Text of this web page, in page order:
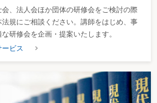
、法人会ほか団体の研修会をご検討の際
規にご相談ください。講師をはじめ、事
研修会を企画・提案いたします。
ビス